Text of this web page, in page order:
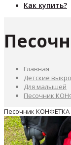
Как купить?
Главная
Детские
Для малышей
Песочник
Песочник КОНФЕТКА